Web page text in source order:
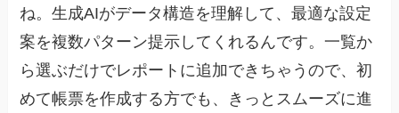
ね。生成AIがデータ構造を理解して、最適な設定
案を複数パターン提示してくれるんです。一覧か
ら選ぶだけでレポートに追加できちゃうので、初
めて帳票を作成する方でも、きっとスムーズに進